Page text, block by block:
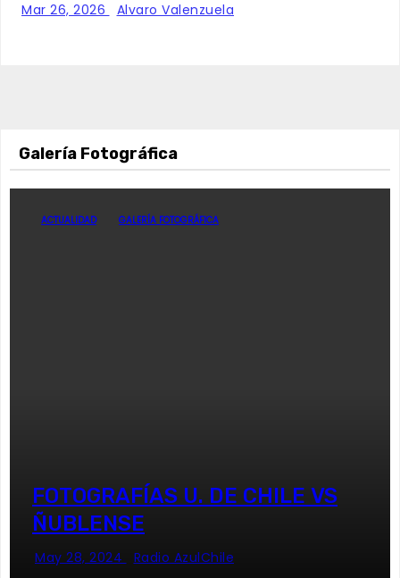
Mar 26, 2026 Alvaro Valenzuela
Galería Fotográfica
ACTUALIDAD GALERÍA FOTOGRÁFICA
FOTOGRAFÍAS U. DE CHILE VS
ÑUBLENSE
May 28, 2024 Radio AzulChile